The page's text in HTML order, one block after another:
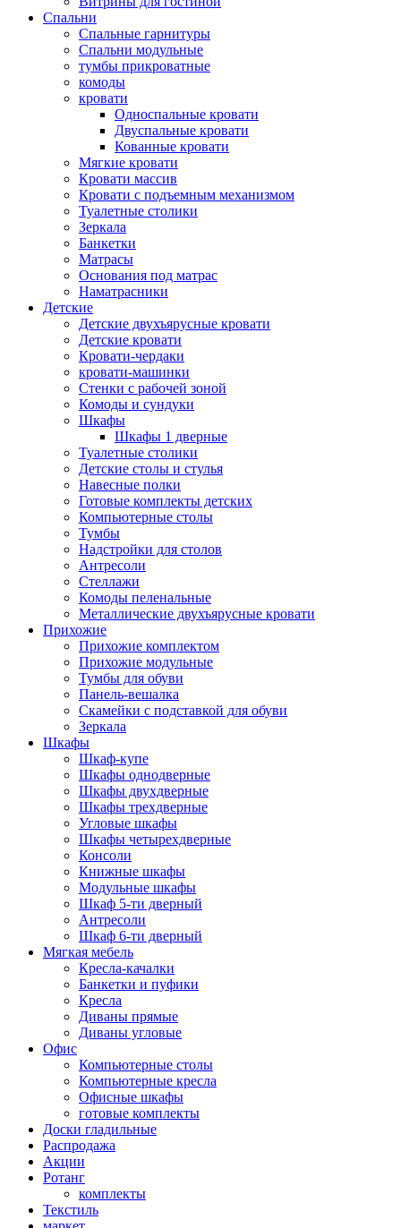
Спальни
Спальные гарнитуры
Спальни модульные
тумбы прикроватные
комоды
кровати
Односпальные кровати
Двуспальные кровати
Кованные кровати
Мягкие кровати
Кровати массив
Кровати с подъемным механизмом
Туалетные столики
Зеркала
Банкетки
Матрасы
Основания под матрас
Наматрасники
Детские
Детские двухъярусные кровати
Детские кровати
Кровати-чердаки
кровати-машинки
Стенки с рабочей зоной
Комоды и сундуки
Шкафы
Шкафы 1 дверные
Туалетные столики
Детские столы и стулья
Навесные полки
Готовые комплекты детских
Компьютерные столы
Тумбы
Надстройки для столов
Антресоли
Стеллажи
Комоды пеленальные
Металлические двухъярусные кровати
Прихожие
Прихожие комплектом
Прихожие модульные
Тумбы для обуви
Панель-вешалка
Скамейки с подставкой для обуви
Зеркала
Шкафы
Шкаф-купе
Шкафы однодверные
Шкафы двухдверные
Шкафы трехдверные
Угловые шкафы
Шкафы четырехдверные
Консоли
Книжные шкафы
Модульные шкафы
Шкаф 5-ти дверный
Антресоли
Шкаф 6-ти дверный
Мягкая мебель
Кресла-качалки
Банкетки и пуфики
Кресла
Диваны прямые
Диваны угловые
Офис
Компьютерные столы
Компьютерные кресла
Офисные шкафы
готовые комплекты
Доски гладильные
Распродажа
Акции
Ротанг
комплекты
Текстиль